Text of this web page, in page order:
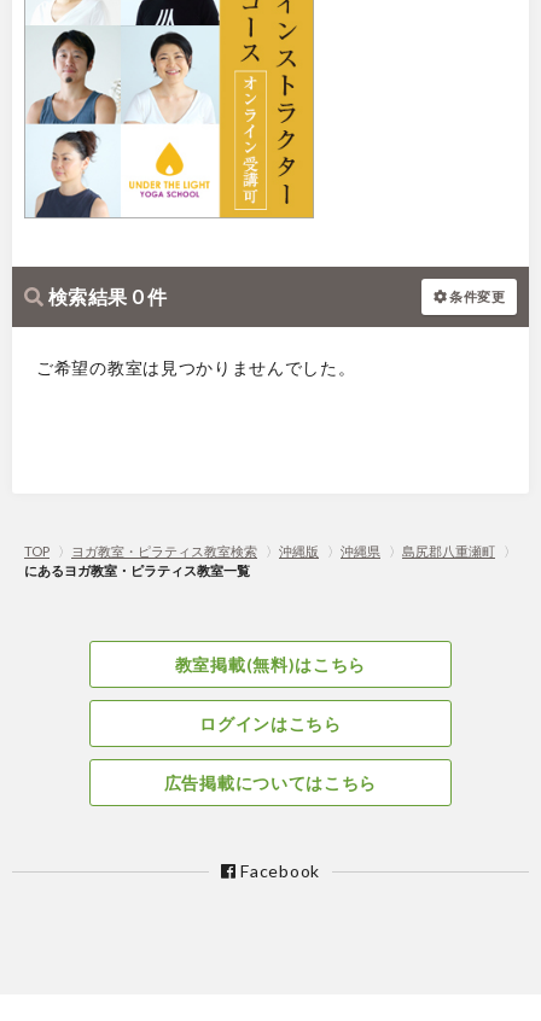
検索結果 0 件 条件変更
ご希望の教室は見つかりませんでした。
TOP 〉 ヨガ教室・ピラティス教室検索 〉 沖縄版 〉 沖縄県 〉 島尻郡八重瀬町
〉
にあるヨガ教室・ピラティス教室一覧
教室掲載(無料)はこちら
ログインはこちら
広告掲載についてはこちら
Facebook